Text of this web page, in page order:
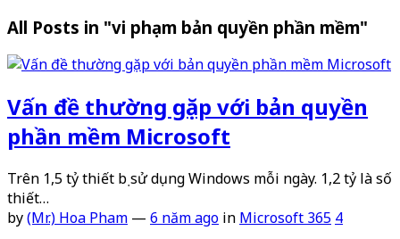
All Posts in "vi phạm bản quyền phần mềm"
Vấn đề thường gặp với bản quyền
phần mềm Microsoft
Trên 1,5 tỷ thiết bị sử dụng Windows mỗi ngày. 1,2 tỷ là số
thiết…
by(Mr.) Hoa Pham — 6 năm ago in Microsoft 365 4